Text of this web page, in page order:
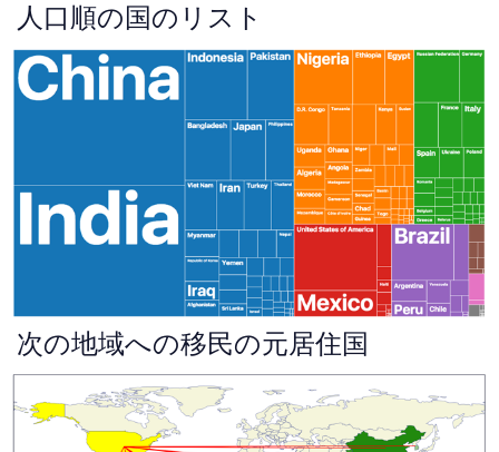
人口順の国のリスト
次の地域への移民の元居住国